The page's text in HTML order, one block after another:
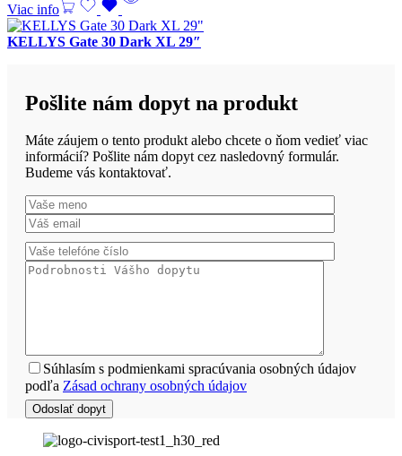
Viac info
KELLYS Gate 30 Dark XL 29″
Pošlite nám dopyt na produkt
Máte záujem o tento produkt alebo chcete o ňom vedieť viac
informácií? Pošlite nám dopyt cez nasledovný formulár.
Budeme vás kontaktovať.
Súhlasím s podmienkami spracúvania osobných údajov
podľa Zásad ochrany osobných údajov